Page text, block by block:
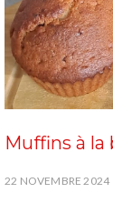
Muffins à la
22 NOVEMBRE 2024